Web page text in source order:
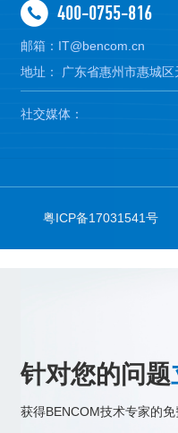
400-0755-816
邮箱：IT@bencom.cn
地址： 广东省惠州市惠城
社交媒体：
粤ICP备17031541号
针对您的问题
获得BENCOM技术专家的